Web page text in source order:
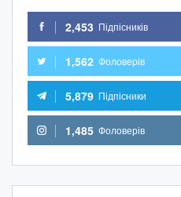
2,453 Підпісників
1,562 Фоловерів
5,879 Підпісники
1,485 Фоловерів